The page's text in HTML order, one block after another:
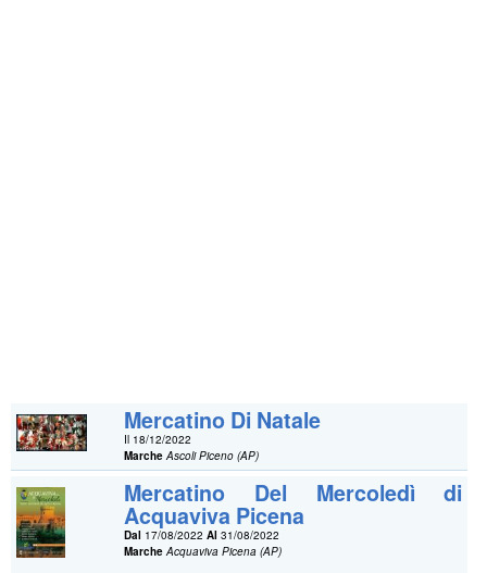
Mercatino Di Natale
Il 18/12/2022
Marche Ascoli Piceno (AP)
Mercatino Del Mercoledì di
Acquaviva Picena
Dal 17/08/2022Al 31/08/2022
Marche Acquaviva Picena (AP)